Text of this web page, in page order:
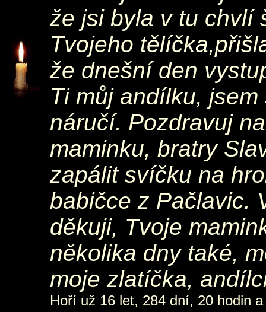
že jsi byla v tu chvlí
Tvojeho
že dnešní den
Ti můj andílku,
náručí. Pozdravuj
maminku, bratry
zapálit svíčku na
babičce z Pačlavic.
děkuji, Tvoje
několika dny také,
moje zlatíčka,
Hoří už 16 let, 284 dní, 20 hodin